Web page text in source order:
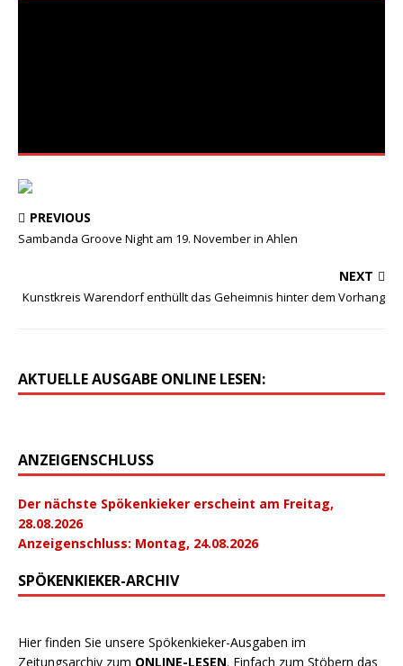
PREVIOUS
Sambanda Groove Night am 19. November in Ahlen
NEXT
Kunstkreis Warendorf enthüllt das Geheimnis hinter dem Vorhang
AKTUELLE AUSGABE ONLINE LESEN:
ANZEIGENSCHLUSS
Der nächste Spökenkieker erscheint am Freitag,
28.08.2026
Anzeigenschluss: Montag, 24.08.2026
SPÖKENKIEKER-ARCHIV
Hier finden Sie unsere Spökenkieker-Ausgaben im
Zeitungsarchiv zum ONLINE-LESEN. Einfach zum Stöbern das